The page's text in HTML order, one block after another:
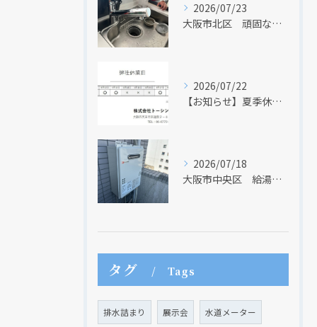
2026/07/23
大阪市北区 頑固な水アカはなかなか取れない・・・
2026/07/22
【お知らせ】夏季休業日のお知らせ【２０２６年】
2026/07/18
大阪市中央区 給湯器のリモコンが無くても、リモコンを設置する方法はあります
タグ Tags
排水詰まり 展示会 水道メーター